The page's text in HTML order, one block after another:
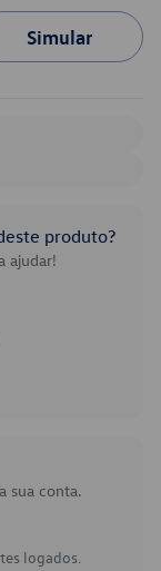
Simular
produto?
ajudar!
sua conta.
logados.